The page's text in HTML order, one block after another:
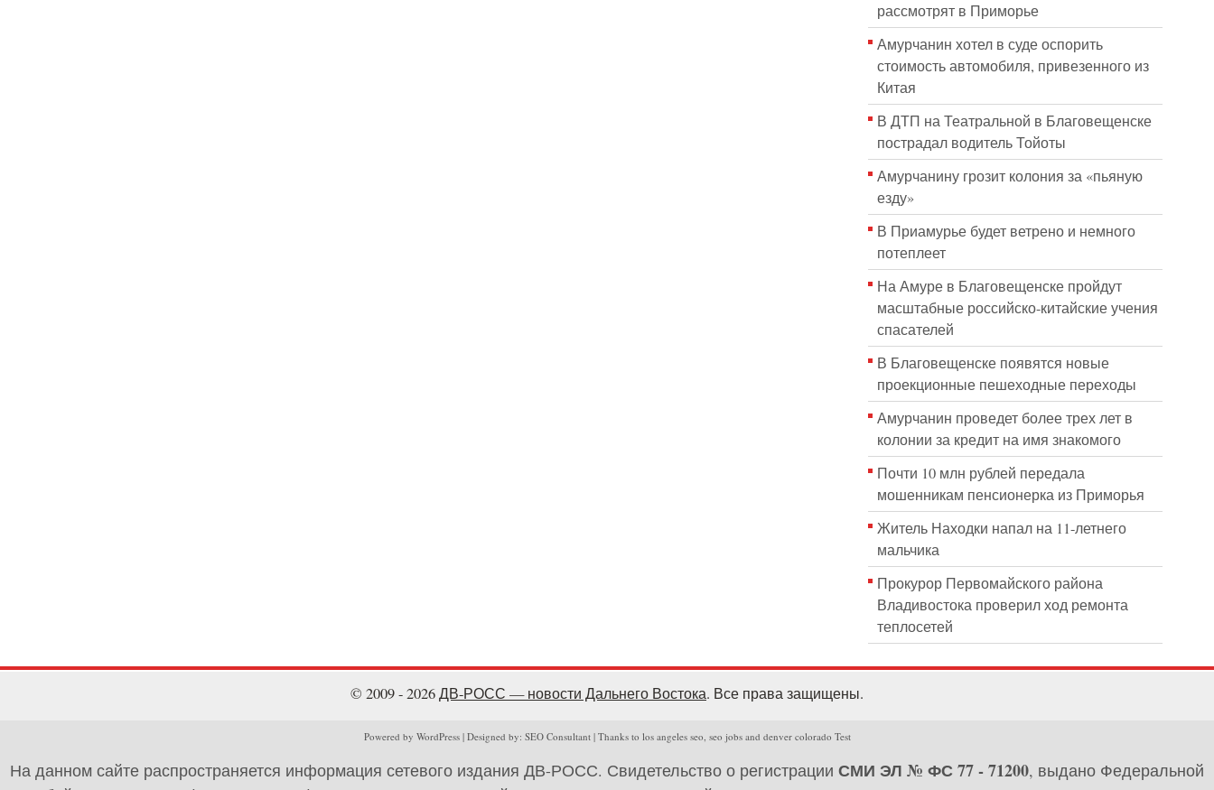
рассмотрят в Приморье
Амурчанин хотел в суде оспорить
стоимость автомобиля, привезенного из
Китая
В ДТП на Театральной в Благовещенске
пострадал водитель Тойоты
Амурчанину грозит колония за «пьяную
езду»
В Приамурье будет ветрено и немного
потеплеет
На Амуре в Благовещенске пройдут
масштабные российско-китайские учения
спасателей
В Благовещенске появятся новые
проекционные пешеходные переходы
Амурчанин проведет более трех лет в
колонии за кредит на имя знакомого
Почти 10 млн рублей передала
мошенникам пенсионерка из Приморья
Житель Находки напал на 11-летнего
мальчика
Прокурор Первомайского района
Владивостока проверил ход ремонта
теплосетей
© 2009 - 2026ДВ-РОСС — новости Дальнего Востока. Все права защищены.
Powered by WordPress | Designed by: SEO Consultant | Thanks to los angeles seo, seo jobs and denver colorado Test
На данном сайте распространяется информация сетевого издания ДВ-РОСС. Свидетельство о регистрации СМИ ЭЛ № ФС 77 - 71200, выдано Федеральной